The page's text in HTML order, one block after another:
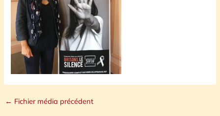
← Fichier média précédent